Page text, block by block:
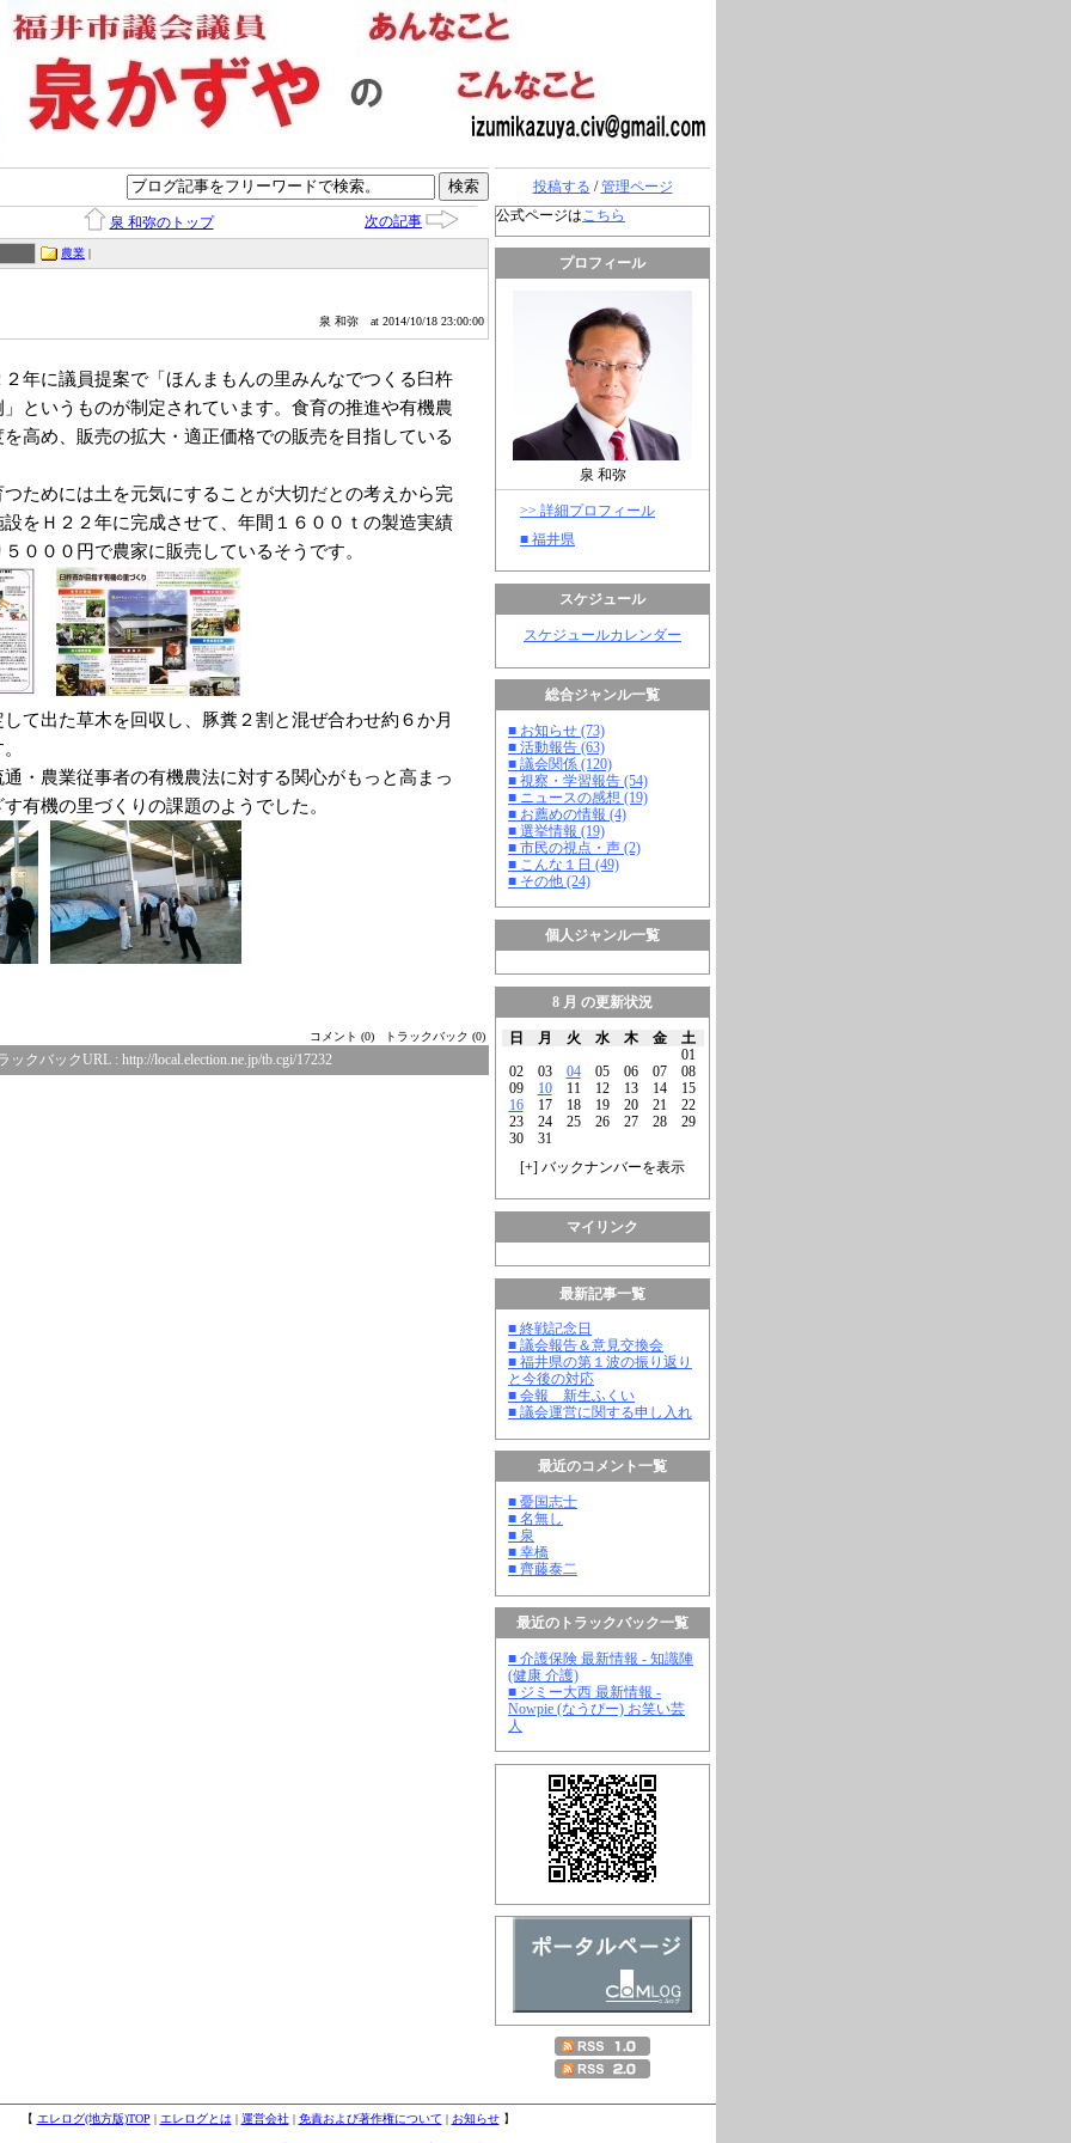
投稿する /管理ページ
公式ページはこちら
プロフィール
泉 和弥
>> 詳細プロフィール
■ 福井県
スケジュール
スケジュールカレンダー
総合ジャンル一覧
■ お知らせ (73)
■ 活動報告 (63)
■ 議会関係 (120)
■ 視察・学習報告 (54)
■ ニュースの感想 (19)
■ お薦めの情報 (4)
■ 選挙情報 (19)
■ 市民の視点・声 (2)
■ こんな１日 (49)
■ その他 (24)
個人ジャンル一覧
8 月 の更新状況
日 月 火 水 木 金
土
01
02
03 04 05 06 07
08
09
10 11 12 13 14
15
16
17 18 19 20 21
22
23
24 25 26 27 28
29
30
31
[+] バックナンバーを表示
マイリンク
最新記事一覧
■ 終戦記念日
■ 議会報告＆意見交換会
■ 福井県の第１波の振り返り
と今後の対応
■ 会報 新生ふくい
■ 議会運営に関する申し入れ
最近のコメント一覧
■ 憂国志士
■ 名無し
■ 泉
■ 幸橋
■ 齊藤泰二
最近のトラックバック一覧
■ 介護保険 最新情報 - 知識陣
(健康 介護)
■ ジミー大西 最新情報 -
Nowpie (なうぴー) お笑い芸
人
泉 和弥のトップ
次の記事
農業 |
泉 和弥 at 2014/10/18 23:00:00
年に議員提案で「ほんまもんの里みんなでつくる臼杵
というものが制定されています。食育の推進や有機農
高め、販売の拡大・適正価格での販売を目指している
ためには土を元気にすることが大切だとの考えから完
をＨ２２年に完成させて、年間１６００ｔの製造実績
０００円で農家に販売しているそうです。
て出た草木を回収し、豚糞２割と混ぜ合わせ約６か月
・農業従事者の有機農法に対する関心がもっと高まっ
有機の里づくりの課題のようでした。
コメント (0) トラックバック (0)
ックバックURL : http://local.election.ne.jp/tb.cgi/17232
【 エレログ(地方版)TOP | エレログとは | 運営会社| 免責および著作権について | お知らせ】